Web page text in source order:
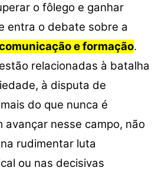
o fôlego e ganhar
entra o debate sobre a
e formação.
relacionadas à batalha
à disputa de
do que nunca é
avançar nesse campo, não
rudimentar luta
ou nas decisivas